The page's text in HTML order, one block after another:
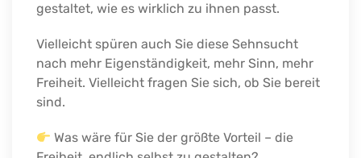
gestaltet, wie es wirklich zu ihnen passt.
Vielleicht spüren auch Sie diese Sehnsucht
nach mehr Eigenständigkeit, mehr Sinn, mehr
Freiheit. Vielleicht fragen Sie sich, ob Sie bereit
sind.
Was wäre für Sie der größte Vorteil – die